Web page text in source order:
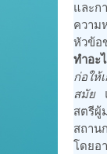
และก
ความ
หัวข้อ
ทำอะ
ก่อให้
สมัยแ
สตรีผู้
สถาน
โดยอ